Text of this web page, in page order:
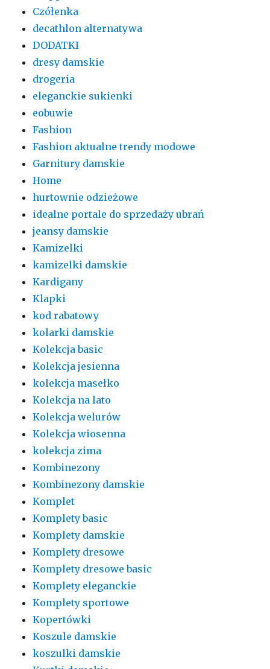
Czółenka
decathlon alternatywa
DODATKI
dresy damskie
drogeria
eleganckie sukienki
eobuwie
Fashion
Fashion aktualne trendy modowe
Garnitury damskie
Home
hurtownie odzieżowe
idealne portale do sprzedaży ubrań
jeansy damskie
Kamizelki
kamizelki damskie
Kardigany
Klapki
kod rabatowy
kolarki damskie
Kolekcja basic
Kolekcja jesienna
kolekcja masełko
Kolekcja na lato
Kolekcja welurów
Kolekcja wiosenna
kolekcja zima
Kombinezony
Kombinezony damskie
Komplet
Komplety basic
Komplety damskie
Komplety dresowe
Komplety dresowe basic
Komplety eleganckie
Komplety sportowe
Kopertówki
Koszule damskie
koszulki damskie